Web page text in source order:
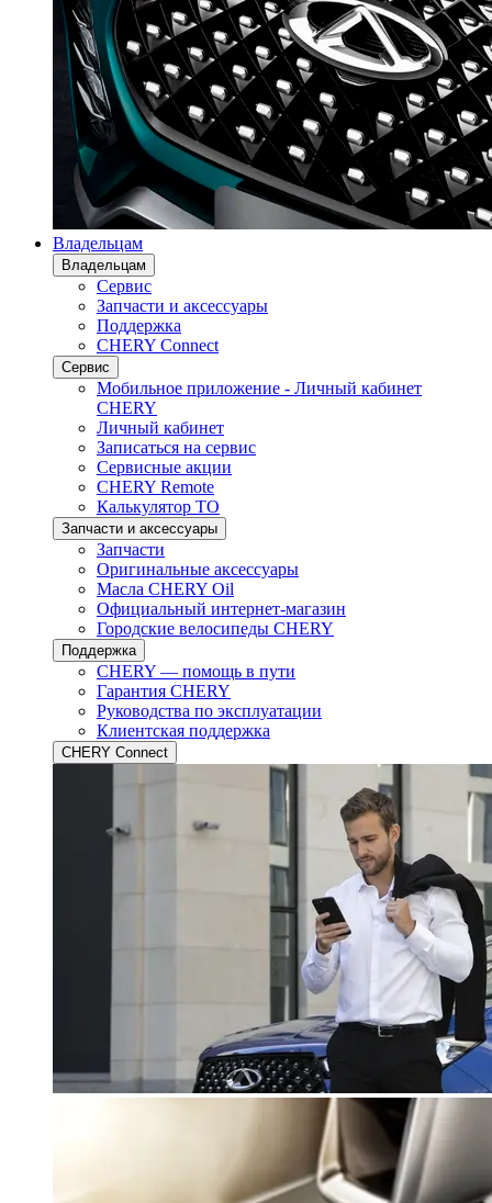
Владельцам
Владельцам
Сервис
Запчасти и аксессуары
Поддержка
CHERY Connect
Сервис
Мобильное приложение - Личный кабинет
CHERY
Личный кабинет
Записаться на сервис
Сервисные акции
CHERY Remote
Калькулятор ТО
Запчасти и аксессуары
Запчасти
Оригинальные аксессуары
Масла CHERY Oil
Официальный интернет-магазин
Городские велосипеды CHERY
Поддержка
CHERY — помощь в пути
Гарантия CHERY
Руководства по эксплуатации
Клиентская поддержка
CHERY Connect